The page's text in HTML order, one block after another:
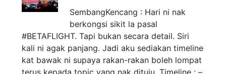
SembangKencang : Hari ni nak
berkongsi sikit la pasal
#BETAFLIGHT. Tapi bukan secara detail. Siri
kali ni agak panjang. Jadi aku sediakan timeline
kat bawak ni supaya rakan-rakan boleh lompat
terus kepada topic yang nak dituju. Timeline : –